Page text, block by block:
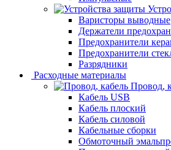
Варисторы выводные
Держатели
Предохранители
Предохранители
Разрядники
Расходные материалы
Провод,
Кабель USB
Кабель плоский
Кабель силовой
Кабельные сборки
Обмоточный